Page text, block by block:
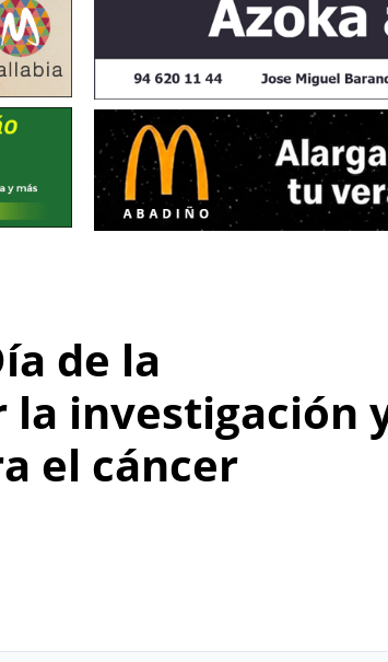
de la
la investigación
el cáncer